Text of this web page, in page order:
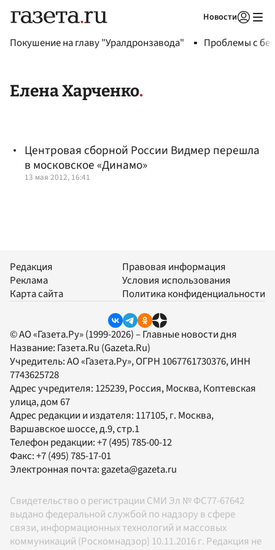
Новости
Покушение на главу "Уралдронзавода" Проблемы с
Елена Харченко
Центровая сборной России Видмер перешла
в московское «Динамо»
13 мая 2012, 16:41
Редакция
Реклама
Карта сайта
Правовая информация
Условия использования
Политика конфиденциальности
© АО «Газета.Ру» (1999-2026) – Главные новости дня
Название: Газета.Ru (Gazeta.Ru)
Учредитель:АО «Газета.Ру», ОГРН 1067761730376, ИНН
7743625728
Адрес учредителя: 125239, Россия, Москва, Коптевская
улица, дом 67
Адрес редакции и издателя: 117105, г. Москва,
Варшавское шоссе, д.9, стр.1
Телефон редакции:+7 (495) 785-00-12
Факс:+7 (495) 785-17-01
Электронная почта:gazeta@gazeta.ru
Свидетельство о регистрации СМИ Эл № ФС77-67642
выдано федеральной службой по надзору в сфере
связи, информационных технологий и массовых
коммуникаций (Роскомнадзор) 10.11.2016 г. Редакция не